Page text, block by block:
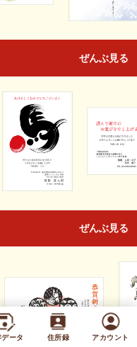
ータ 住所録 アカウント
ぜんぶ見る
ぜんぶ見る